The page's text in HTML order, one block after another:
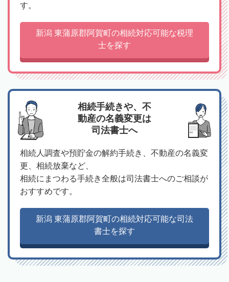
す。
新潟 東蒲原郡阿賀町の相続対応可能な税理
士を探す
相続手続きや、不
動産の名義変更は
司法書士へ
相続人調査や預貯金の解約手続き、不動産の名義変
更、相続放棄など、
相続にまつわる手続き全般は司法書士へのご相談が
おすすめです。
新潟 東蒲原郡阿賀町の相続対応可能な司法
書士を探す